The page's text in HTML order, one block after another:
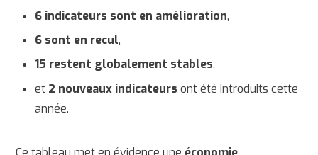
6 indicateurs sont en amélioration,
6 sont en recul,
15 restent globalement stables,
et 2 nouveaux indicateurs ont été introduits cette
année.